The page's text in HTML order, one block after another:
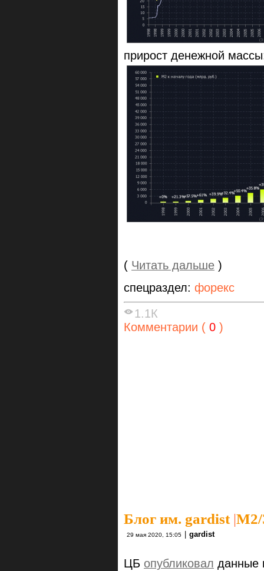
прирост денежной
( Читать дальше )
спецраздел: форекс
1.1К
Комментарии ( 0 )
Блог им. gardist|М2/
29 мая 2020, 15:05 gardist
ЦБ опубликовал данные